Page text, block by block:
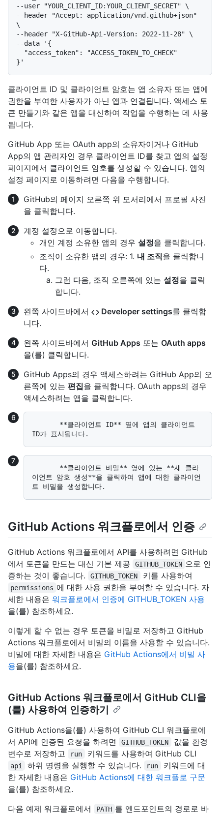
--user "YOUR_CLIENT_ID:YOUR_CLIENT_SECRET" \
--header "Accept: application/vnd.github+json"
\
--header "X-GitHub-Api-Version: 2022-11-28" \
--data '{
클라이언트 ID 및 클라이언트 암호는 앱 소유자 또는 앱에
권한을 부여한 사용자가 아닌 앱과 연결됩니다. 액세스 토
큰 만들기와 같은 앱을 대신하여 작업을 수행하는 데 사용
됩니다.
GitHub App 또는 OAuth app의 소유자이거나 GitHub
App의 앱 관리자인 경우 클라이언트 ID를 찾고 앱의 설정
페이지에서 클라이언트 암호를 생성할 수 있습니다. 앱의
설정 페이지로 이동하려면 다음을 수행합니다.
GitHub의 페이지 오른쪽 위 모서리에서 프로필 사진
을 클릭합니다.
계정 설정으로 이동합니다.
개인 계정 소유한 앱의 경우 설정을 클릭합니다.
조직이 소유한 앱의 경우: 1. 내 조직을 클릭합니
다.
그런 다음, 조직 오른쪽에 있는 설정을 클릭
합니다.
왼쪽 사이드바에서
Developer settings를 클릭합
니다.
왼쪽 사이드바에서 GitHub Apps 또는 OAuth apps
을(를) 클릭합니다.
GitHub Apps의 경우 액세스하려는 GitHub App의 오
른쪽에 있는 편집을 클릭합니다. OAuth apps의 경우
액세스하려는 앱을 클릭합니다.
이언트 암호 생성**을 클릭하여 앱에 대한 클라이언
GitHub Actions 워크플로에서 인증
GitHub Actions 워크플로에서 API를 사용하려면 GitHub
에서 토큰을 만드는 대신 기본 제공
GITHUB_TOKEN 으로 인
증하는 것이 좋습니다.
GITHUB_TOKEN 키를 사용하여
permissions 에 대한 사용 권한을 부여할 수 있습니다. 자
세한 내용은 워크플로에서 인증에 GITHUB_TOKEN 사용
을(를) 참조하세요.
이렇게 할 수 없는 경우 토큰을 비밀로 저장하고 GitHub
Actions 워크플로에서 비밀의 이름을 사용할 수 있습니다.
비밀에 대한 자세한 내용은 GitHub Actions에서 비밀 사
용을(를) 참조하세요.
GitHub Actions 워크플로에서 GitHub CLI을
(를) 사용하여 인증하기
GitHub Actions을(를) 사용하여 GitHub CLI 워크플로에
서 API에 인증된 요청을 하려면
GITHUB_TOKEN
값을 환경
변수로 저장하고
run 키워드를 사용하여 GitHub CLI
api 하위 명령을 실행할 수 있습니다. run
키워드에 대
한 자세한 내용은 GitHub Actions에 대한 워크플로 구문
을(를) 참조하세요.
다음 예제 워크플로에서
PATH 를 엔드포인트의 경로로 바